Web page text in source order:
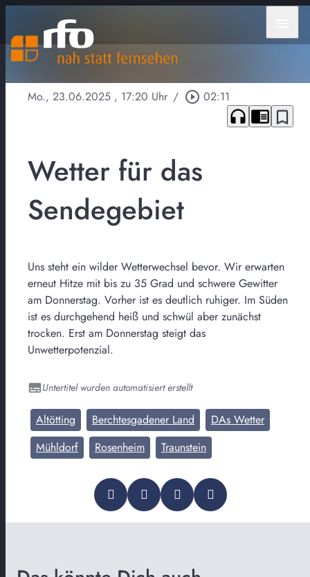
Mo., 23.06.2025 , 17:20 Uhr / play_circle_outline 02:11
headphones chrome_reader_mode bookmark_border
Wetter für das
Sendegebiet
Uns steht ein wilder Wetterwechsel bevor. Wir erwarten
erneut Hitze mit bis zu 35 Grad und schwere Gewitter
am Donnerstag. Vorher ist es deutlich ruhiger. Im Süden
ist es durchgehend heiß und schwül aber zunächst
trocken. Erst am Donnerstag steigt das
Unwetterpotenzial.
Untertitel wurden automatisiert erstellt
Altötting Berchtesgadener Land
DAs Wetter
Mühldorf
Rosenheim Traunstein